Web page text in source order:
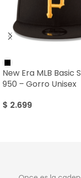
New Era MLB Basic
950 – Gorro Unisex
$ 2.699